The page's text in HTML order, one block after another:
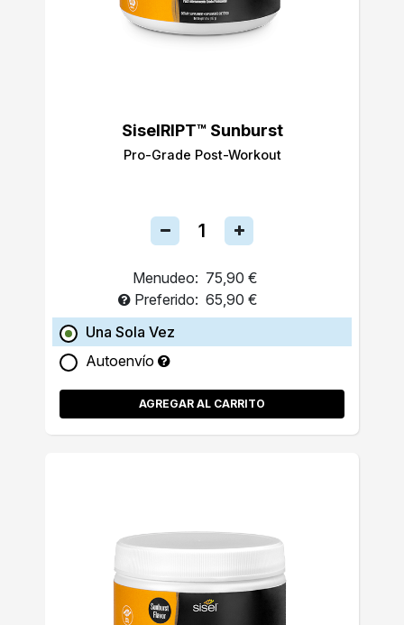
SiselRIPT™ Sunburst
Pro-Grade Post-Workout
Menudeo: 75,90 €
Preferido: 65,90 €
Una Sola Vez
Autoenvío
AGREGAR AL CARRITO